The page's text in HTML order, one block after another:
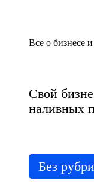
Все о бизнесе
Свой
наливных
Posted
in
Без